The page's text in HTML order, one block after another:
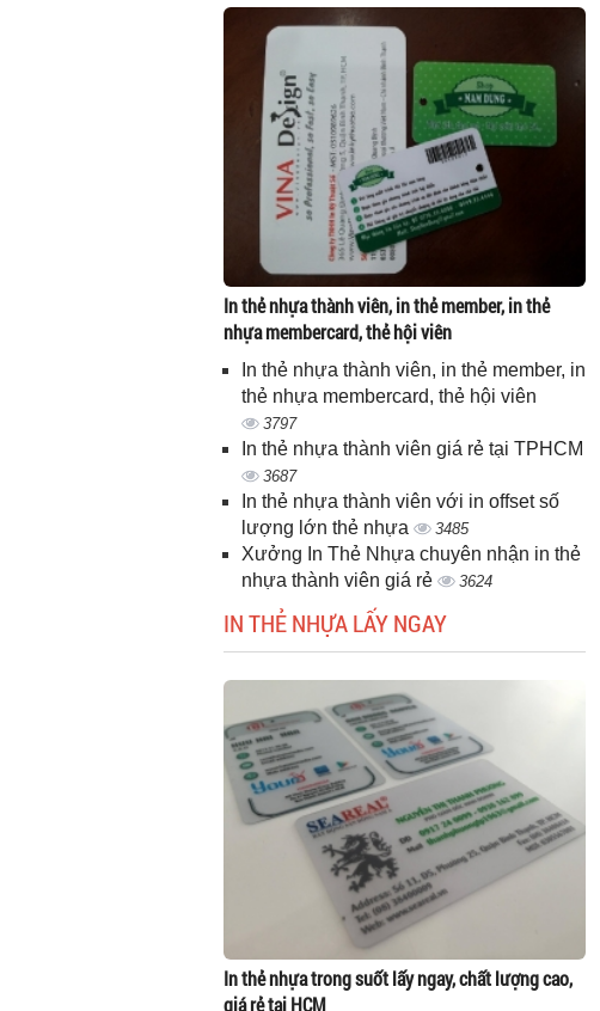
In thẻ nhựa thành viên, in thẻ member, in thẻ
nhựa membercard, thẻ hội viên
In thẻ nhựa thành viên, in thẻ member, in
thẻ nhựa membercard, thẻ hội viên
3797
In thẻ nhựa thành viên giá rẻ tại TPHCM
3687
In thẻ nhựa thành viên với in offset số
lượng lớn thẻ nhựa
3485
Xưởng In Thẻ Nhựa chuyên nhận in thẻ
nhựa thành viên giá rẻ
3624
IN THẺ NHỰA LẤY NGAY
In thẻ nhựa trong suốt lấy ngay, chất lượng cao,
giá rẻ tại HCM